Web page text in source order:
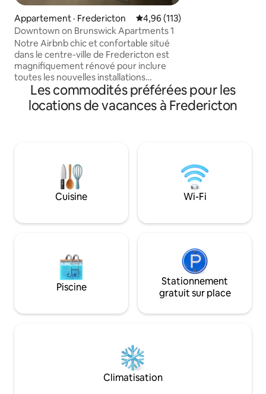
Appartement · Fredericton Note moyenne de 4,96 sur 5,
4,96 (113)
Downtown on Brunswick Apartments 1
Notre Airbnb chic et confortable situé
dans le centre-ville de Fredericton est
magnifiquement rénové pour inclure
toutes les nouvelles installations
électriques et de plomberie. Visite de la
ville. Conçu et décoré par des
professionnels avec toutes les touches
tous les meilleurs restaurants, bars et
attractions que Fredericton a à offrir.
Situé au premier étage. Pour deux
adultes seulement. Lave-linge et sèche-
sont pas admis.
buanderie sur
bureau ! Des caméras de sécurité sont
Les commodités préférées pour les
locations de vacances à Fredericton
Cuisine Wi-Fi
Piscine
Stationnement
gratuit sur place
Climatisation